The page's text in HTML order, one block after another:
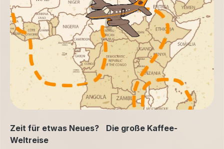
Zeit für etwas Neues? Die große Kaffee-
Weltreise